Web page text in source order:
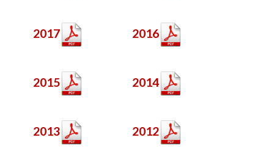
2017 2016
2015 2014
2013 2012